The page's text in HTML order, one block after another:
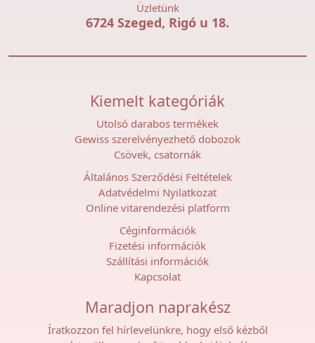
Üzletünk
6724 Szeged, Rigó u 18.
Kiemelt kategóriák
Utolsó darabos termékek
Gewiss szerelvényezhető dobozok
Csövek, csatornák
Általános Szerződési Feltételek
Adatvédelmi Nyilatkozat
Online vitarendezési platform
Céginformációk
Fizetési információk
Szállítási információk
Kapcsolat
Maradjon naprakész
Íratkozzon fel hírlevelünkre, hogy első kézből